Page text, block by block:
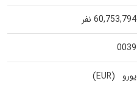
60,753,794 نفر
0039
یورو (EUR)